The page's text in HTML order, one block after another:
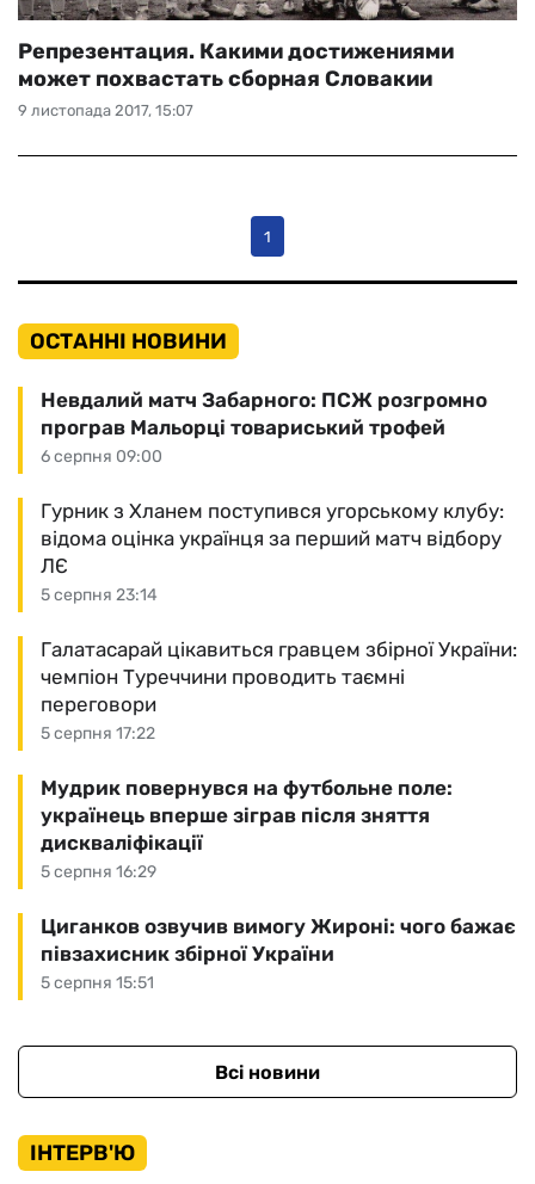
9 листопада 2017, 15:07
Репрезентация. Какими достижениями
может похвастать сборная Словакии
1
ОСТАННІ НОВИНИ
6 серпня 09:00
Невдалий матч Забарного: ПСЖ розгромно
програв Мальорці товариський трофей
5 серпня 23:14
Гурник з Хланем поступився угорському клубу:
відома оцінка українця за перший матч відбору
ЛЄ
5 серпня 17:22
Галатасарай цікавиться гравцем збірної України:
чемпіон Туреччини проводить таємні
переговори
5 серпня 16:29
Мудрик повернувся на футбольне поле:
українець вперше зіграв після зняття
дискваліфікації
5 серпня 15:51
Циганков озвучив вимогу Жироні: чого бажає
півзахисник збірної України
Всі новини
ІНТЕРВ'Ю